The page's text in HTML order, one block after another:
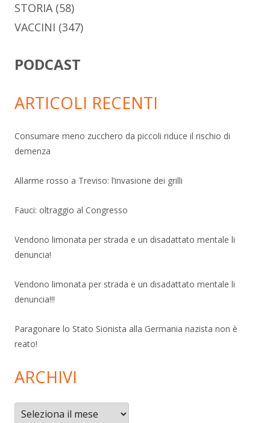
STORIA(58)
VACCINI (347)
PODCAST
ARTICOLI RECENTI
Consumare meno zucchero da piccoli riduce il rischio di
demenza
Allarme rosso a Treviso: l’invasione dei grilli
Fauci: oltraggio al Congresso
Vendono limonata per strada e un disadattato mentale li
denuncia!
Vendono limonata per strada e un disadattato mentale li
denuncia!!!
Paragonare lo Stato Sionista alla Germania nazista non è
reato!
ARCHIVI
Archivi